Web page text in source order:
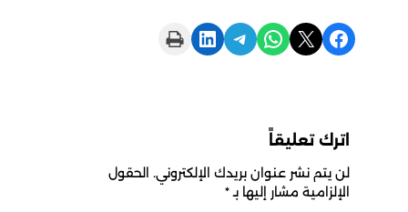
Share on Facebook
Share on X
Share on WhatsApp
Share on Telegram
Share on LinkedIn
Print this Page
اترك تعليقاً
لن يتم نشر عنوان بريدك الإلكتروني. الحقول
الإلزامية مشار إليها بـ*